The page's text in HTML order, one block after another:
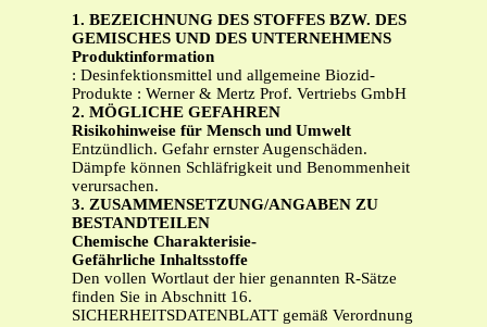
1. BEZEICHNUNG DES STOFFES BZW. DES
GEMISCHES UND DES UNTERNEHMENS
Produktinformation
: Desinfektionsmittel und allgemeine Biozid-
Produkte : Werner & Mertz Prof. Vertriebs GmbH
2. MÖGLICHE GEFAHREN
Risikohinweise für Mensch und Umwelt
Entzündlich. Gefahr ernster Augenschäden.
Dämpfe können Schläfrigkeit und Benommenheit
verursachen.
3. ZUSAMMENSETZUNG/ANGABEN ZU
BESTANDTEILEN
Chemische Charakterisie-
Gefährliche Inhaltsstoffe
Den vollen Wortlaut der hier genannten R-Sätze
finden Sie in Abschnitt 16.
SICHERHEITSDATENBLATT gemäß Verordnung